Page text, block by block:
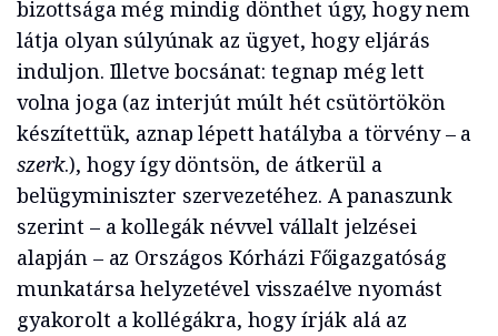
bizottsága még mindig dönthet úgy, hogy nem
látja olyan súlyúnak az ügyet, hogy eljárás
induljon. Illetve bocsánat: tegnap még lett
volna joga (az interjút múlt hét csütörtökön
készítettük, aznap lépett hatályba a törvény – a
szerk.), hogy így döntsön, de átkerül a
belügyminiszter szervezetéhez. A panaszunk
szerint – a kollegák névvel vállalt jelzései
alapján – az Országos Kórházi Főigazgatóság
munkatársa helyzetével visszaélve nyomást
gyakorolt a kollégákra, hogy írják alá az